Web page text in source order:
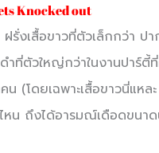
Knocked out
รั่งเสื้อขาวที่ตัวเล็กกว่า ป
ำที่ตัวใหญ่กว่าในงานปาร์ตี้
(โดยเฉพาะเสื้อขาวนี่แหล
หน ถึงได้อารมณ์เดือดขนา